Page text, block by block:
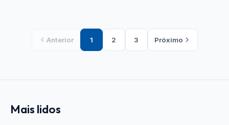
Anterior 1 2 3 Próximo
Mais lidos